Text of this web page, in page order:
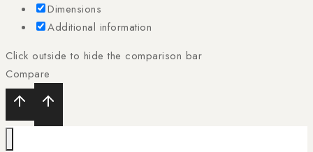
Dimensions
Additional information
Click outside to hide the comparison bar
Compare